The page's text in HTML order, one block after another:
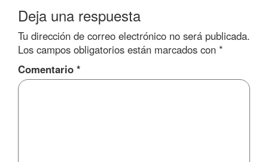
Deja una respuesta
Tu dirección de correo electrónico no será publicada.
Los campos obligatorios están marcados con *
Comentario *